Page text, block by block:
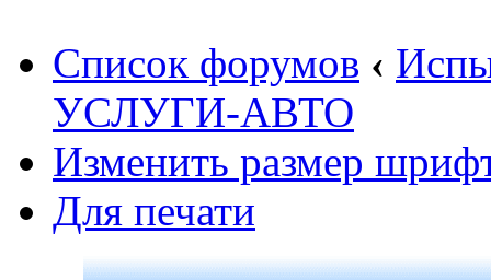
Список форумов ‹
УСЛУГИ-АВТО
Изменить размер
Для печати